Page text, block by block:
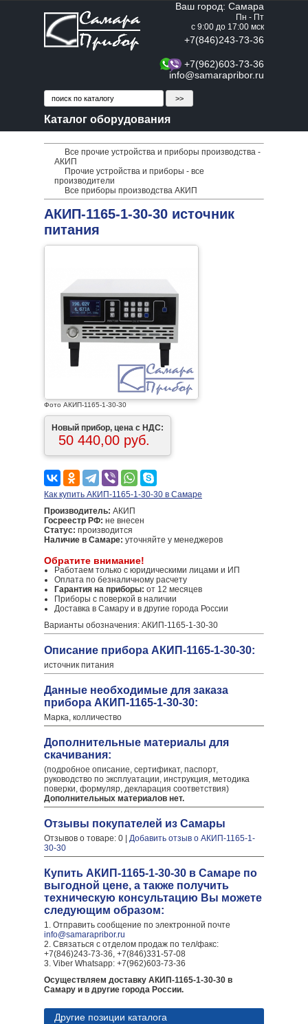
Ваш город: Самара
Пн - Пт
с 9:00 до 17:00 мск
+7(846)243-73-36
+7(962)603-73-36
info@samarapribor.ru
Каталог оборудования
Все прочие устройства и приборы производства -
АКИП
Прочие устройства и приборы - все
производители
Все приборы производства АКИП
АКИП-1165-1-30-30 источник
питания
Фото АКИП-1165-1-30-30
Новый прибор, цена с НДС:
50 440,00 руб.
Как купить АКИП-1165-1-30-30 в Самаре
Производитель: АКИП
Госреестр РФ: не внесен
Статус: производится
Наличие в Самаре: уточняйте у менеджеров
Обратите внимание!
Работаем только с юридическими лицами и ИП
Оплата по безналичному расчету
Гарантия на приборы: от 12 месяцев
Приборы с поверкой в наличии
Доставка в Самару и в другие города России
Варианты обозначения: АКИП-1165-1-30-30
Описание прибора АКИП-1165-1-30-30:
источник питания
Данные необходимые для заказа
прибора АКИП-1165-1-30-30:
Марка, колличество
Дополнительные материалы для
скачивания:
(подробное описание, сертификат, паспорт,
руководство по эксплуатации, инструкция, методика
поверки, формуляр, декларация соответствия)
Дополнительных материалов нет.
Отзывы покупателей из Самары
Отзывов о товаре: 0 | Добавить отзыв о АКИП-1165-1-
30-30
Купить АКИП-1165-1-30-30 в Самаре по
выгодной цене, а также получить
техническую консультацию Вы можете
следующим образом:
1. Отправить сообщение по электронной почте
info@samarapribor.ru
2. Связаться с отделом продаж по тел/факс:
+7(846)243-73-36, +7(846)331-57-08
3. Viber Whatsapp: +7(962)603-73-36
Осуществляем доставку АКИП-1165-1-30-30 в
Самару и в другие города России.
Другие позиции каталога